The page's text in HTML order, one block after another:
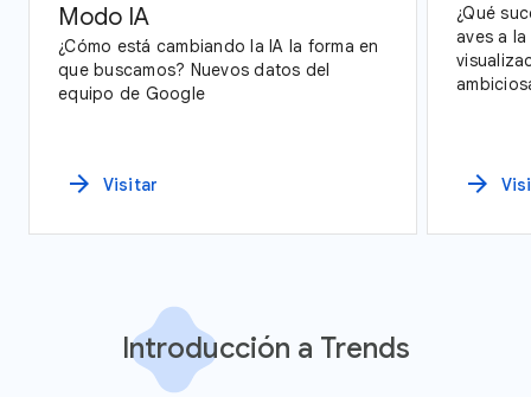
Modo IA
¿Cómo está cambiando la IA la forma en
que buscamos? Nuevos datos del
equipo de Google
arrow_forward Visitar
¿Qué
aves a
arrow_forward
Introducción a Trends